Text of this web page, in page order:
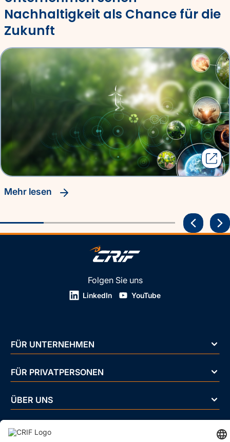
Nachhaltigkeit als Chance für die
Zukunft
Mehr lesen
Folgen Sie uns
LinkedIn YouTube
FÜR UNTERNEHMEN
FÜR PRIVATPERSONEN
ÜBER UNS
BRANCHEN